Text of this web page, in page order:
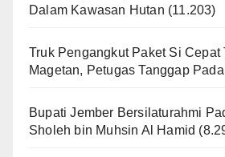
Dalam Kawasan Hutan (11.203)
Truk Pengangkut Paket Si Cepat
Magetan, Petugas Tanggap
Bupati Jember Bersilaturahmi
Sholeh bin Muhsin Al Hamid